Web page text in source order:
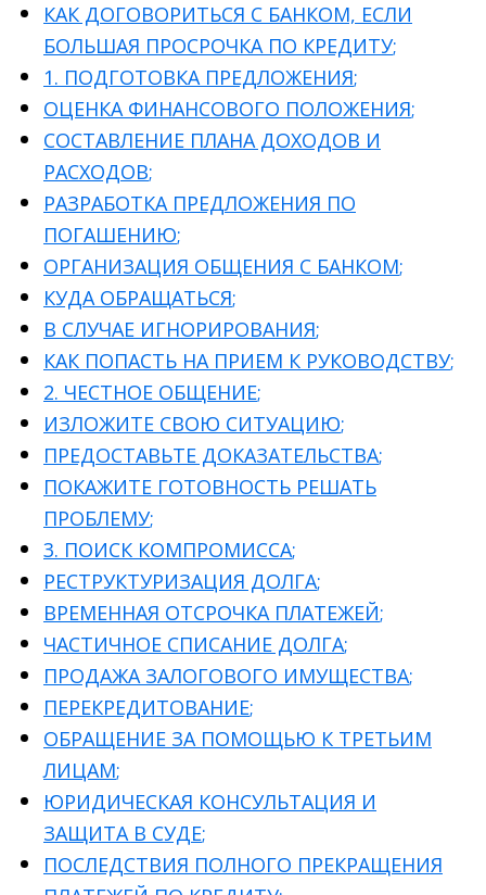
КАК ДОГОВОРИТЬСЯ С БАНКОМ, ЕСЛИ
БОЛЬШАЯ ПРОСРОЧКА ПО КРЕДИТУ;
1. ПОДГОТОВКА ПРЕДЛОЖЕНИЯ;
ОЦЕНКА ФИНАНСОВОГО ПОЛОЖЕНИЯ;
СОСТАВЛЕНИЕ ПЛАНА ДОХОДОВ И
РАСХОДОВ;
РАЗРАБОТКА ПРЕДЛОЖЕНИЯ ПО
ПОГАШЕНИЮ;
ОРГАНИЗАЦИЯ ОБЩЕНИЯ С БАНКОМ;
КУДА ОБРАЩАТЬСЯ;
В СЛУЧАЕ ИГНОРИРОВАНИЯ;
КАК ПОПАСТЬ НА ПРИЕМ К РУКОВОДСТВУ;
2. ЧЕСТНОЕ ОБЩЕНИЕ;
ИЗЛОЖИТЕ СВОЮ СИТУАЦИЮ;
ПРЕДОСТАВЬТЕ ДОКАЗАТЕЛЬСТВА;
ПОКАЖИТЕ ГОТОВНОСТЬ РЕШАТЬ
ПРОБЛЕМУ;
3. ПОИСК КОМПРОМИССА;
РЕСТРУКТУРИЗАЦИЯ ДОЛГА;
ВРЕМЕННАЯ ОТСРОЧКА ПЛАТЕЖЕЙ;
ЧАСТИЧНОЕ СПИСАНИЕ ДОЛГА;
ПРОДАЖА ЗАЛОГОВОГО ИМУЩЕСТВА;
ПЕРЕКРЕДИТОВАНИЕ;
ОБРАЩЕНИЕ ЗА ПОМОЩЬЮ К ТРЕТЬИМ
ЛИЦАМ;
ЮРИДИЧЕСКАЯ КОНСУЛЬТАЦИЯ И
ЗАЩИТА В СУДЕ;
ПОСЛЕДСТВИЯ ПОЛНОГО ПРЕКРАЩЕНИЯ